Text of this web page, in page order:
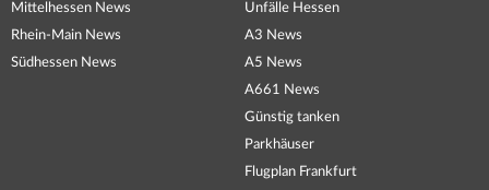
Mittelhessen News
Rhein-Main News
Südhessen News
Unfälle Hessen
A3 News
A5 News
A661 News
Günstig tanken
Parkhäuser
Flugplan Frankfurt